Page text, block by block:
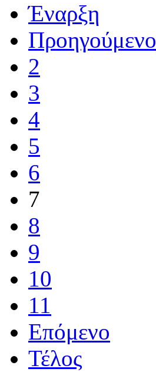
Έναρξη
Προηγούμενο
2
3
4
5
6
7
8
9
10
11
Επόμενο
Τέλος